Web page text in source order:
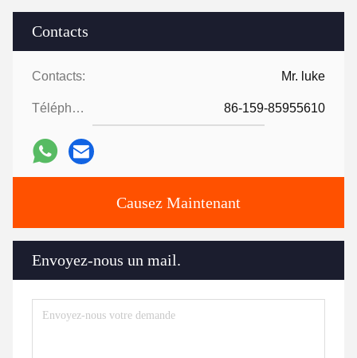
Contacts
Contacts: Mr. luke
Téléphone: 86-159-85955610
Causez Maintenant
Envoyez-nous un mail.